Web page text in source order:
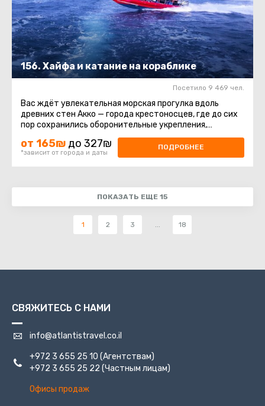
156. Хайфа и катание на кораблике
Посетило 9 469 чел.
Вас ждёт увлекательная морская прогулка вдоль
древних стен Акко — города крестоносцев, где до сих
пор сохранились оборонительные укрепления,
постройки и восточный ...
от 165₪ до 327₪
*зависит от города и даты
ПОДРОБНЕЕ
ПОКАЗАТЬ ЕЩЕ 15
1 2 3 18
СВЯЖИТЕСЬ С НАМИ
info@atlantistravel.co.il
+972 3 655 25 10 (Агентствам)
+972 3 655 25 22 (Частным лицам)
Офисы продаж